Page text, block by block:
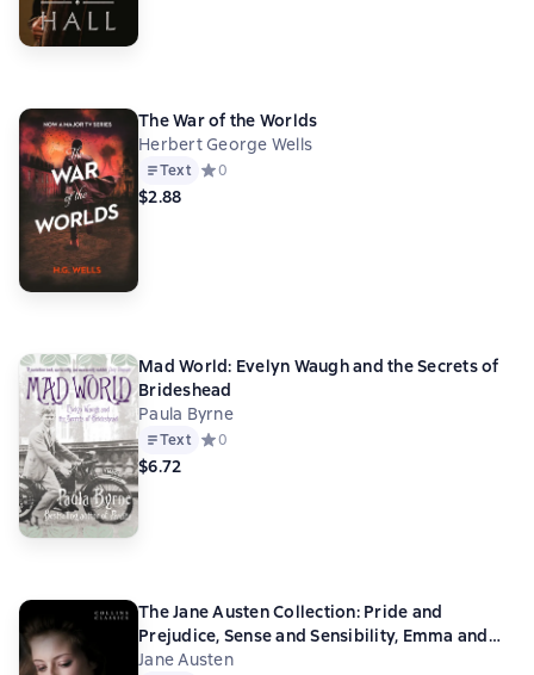
The War of the Worlds
Herbert George Wells
Text Средний рейтинг 0 на основе 0 оценок
0
$2.88
Mad World: Evelyn Waugh and the Secrets of
Brideshead
Paula Byrne
Text Средний рейтинг 0 на основе 0 оценок
0
$6.72
The Jane Austen Collection: Pride and
Prejudice, Sense and Sensibility, Emma and
Northanger Abbey
Jane Austen